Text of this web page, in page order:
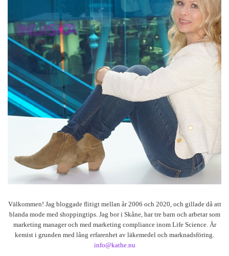
Välkommen! Jag bloggade flitigt mellan år 2006 och 2020, och gillade då att
blanda mode med shoppingtips. Jag bor i Skåne, har tre barn och arbetar som
marketing manager och med marketing compliance inom Life Science. Är
kemist i grunden med lång erfarenhet av läkemedel och marknadsföring.
info@kathe.nu